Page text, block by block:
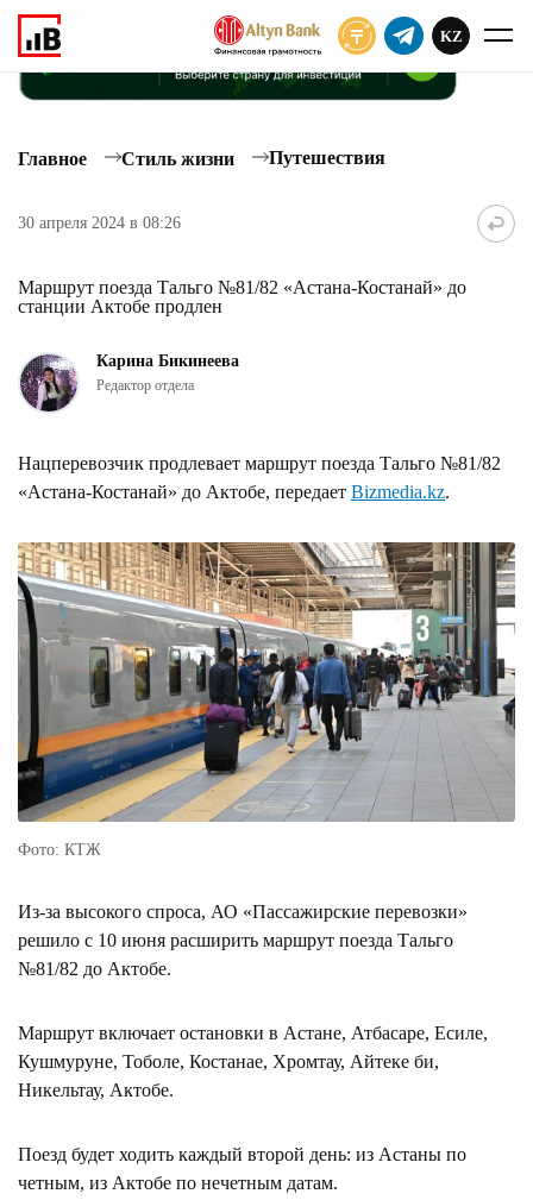
KZ
Главное Стиль жизни Путешествия
30 апреля 2024 в 08:26
Маршрут поезда Тальго №81/82 «Астана-Костанай» до
станции Актобе продлен
Карина Бикинеева
Редактор отдела
Нацперевозчик продлевает маршрут поезда Тальго №81/82
«Астана-Костанай» до Актобе, передает Bizmedia.kz.
Фото: КТЖ
Из-за высокого спроса, АО «Пассажирские перевозки»
решило с 10 июня расширить маршрут поезда Тальго
№81/82 до Актобе.
Маршрут включает остановки в Астане, Атбасаре, Есиле,
Кушмуруне, Тоболе, Костанае, Хромтау, Айтеке би,
Никельтау, Актобе.
Поезд будет ходить каждый второй день: из Астаны по
четным, из Актобе по нечетным датам.